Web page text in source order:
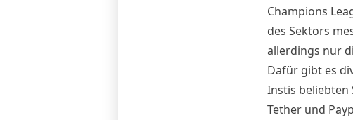
Champions
des Sektors
allerdings nur
Dafür gibt es
Instis beliebten
Tether und